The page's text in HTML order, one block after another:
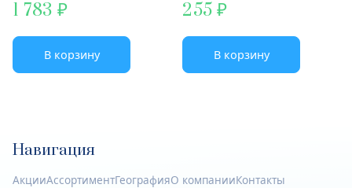
1 783
В корзину
255
В корзину
Навигация
АкцииАссортиментГеографияО компанииКонтакты